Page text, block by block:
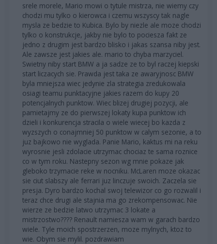
srele morele, Mario mowi o tytule mistrza, nie wiemy czy
chodzi mu tylko o kierowca i czemu wszyscy tak nagle
mysla ze bedzie to Kubica. Bylo by niezle ale moze chodzi
tylko o konstrukcje, jakby nie bylo to pociesza fakt ze
jedno z drugim jest bardzo blisko i jakas szansa niby jest.
Ale zawsze jest jakies ale. mario to chyba marzyciel.
Swietny niby start BMW a ja sadze ze to byl raczej kiepski
start liczacych sie. Prawda jest taka ze awaryjnosc BMW
byla mniejsza wiec jedynie zla strategia zredukowala
osiagi teamu punktacyjne jakies razem do kupy 20
potencjalnych punktow. Wiec blizej drugiej pozycji, ale
pamietajmy ze do pierwszej lokaty kupa punktow ich
dzieli i konkurencja stracila o wiele wiecej bo kazda z
wyzszych o conajmniej 50 punktow w calym sezonie, a to
juz bajkowo nie wyglada. Panie Mario, kaktus mi na reku
wyrosnie jesli zdolacie utrzymac chociaz te sama roznice
co w tym roku. Nastepny sezon wg mnie pokaze jak
gleboko trzymacie reke w nocniku. McLaren moze okazac
sie ciut slabszy ale ferrari juz linczuje swoich. Zaczela sie
presja. Dyro bardzo kochal swoj telewizor co go rozwalil i
teraz chce drugi ale stajnia ma go zrekompensowac. Nie
wierze ze bedzie latwo utrzymac 3 lokate a
mistrzostwo???? Renault namiesza wam w garach bardzo
wiele. Tyle moich spostrzerzen, moze mylnych, ktoz to
wie. Obym sie mylil. pozdrawiam